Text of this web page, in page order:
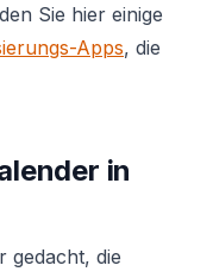
Sie hier einige
Apps, die
in
gedacht, die